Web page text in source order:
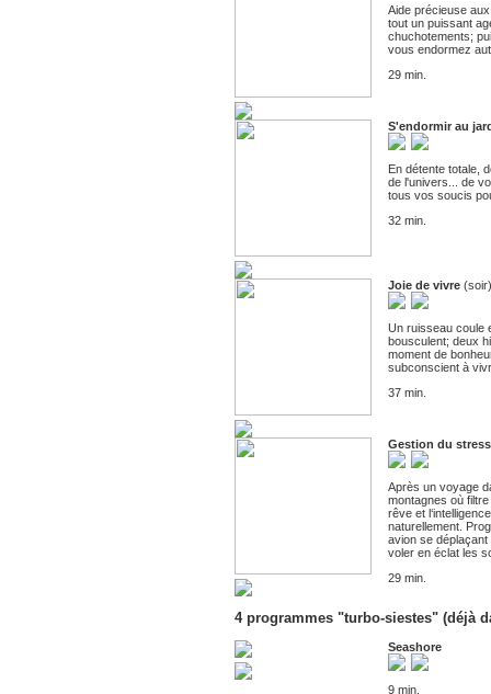
Aide précieuse
tout un puissant
chuchotements;
vous endormez
29 min.
S'endormir au
En détente totale,
de l'univers... de
tous vos soucis
32 min.
Joie de vivre (soir)
Un ruisseau coule
bousculent; deux
moment de
subconscient à
37 min.
Gestion du
Après un voyage
montagnes où
rêve et
naturellement.
avion se
voler en éclat les
29 min.
4 programmes "turbo-siestes" (déjà
Seashore
9 min.